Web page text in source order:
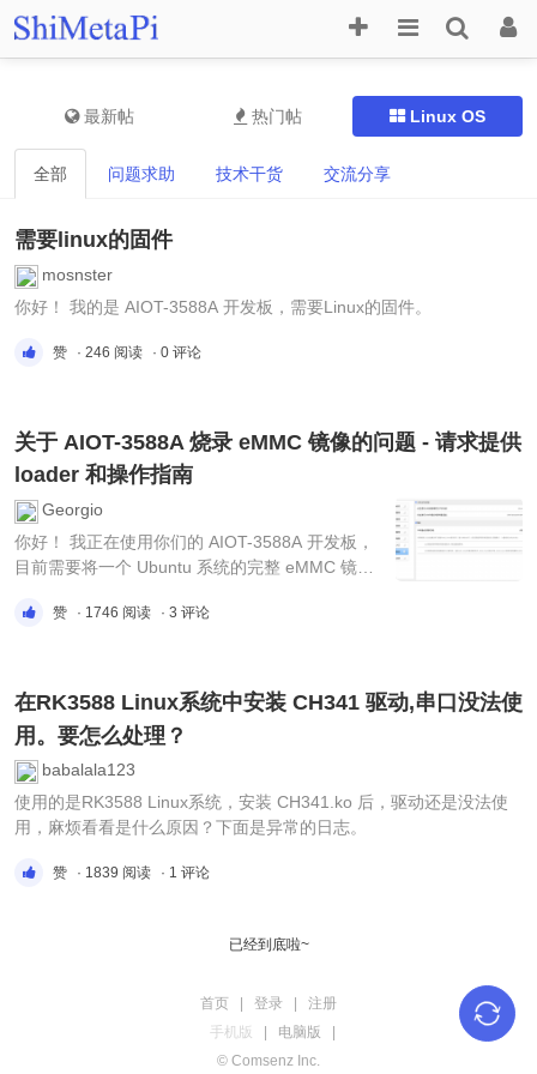
最新帖 热门帖 Linux OS
全部 问题求助 技术干货 交流分享
需要linux的固件
mosnster
你好！ 我的是 AIOT-3588A 开发板，需要Linux的固件。
赞 · 246 阅读 · 0 评论
关于 AIOT-3588A 烧录 eMMC 镜像的问题 - 请求提供
loader 和操作指南
Georgio
你好！ 我正在使用你们的 AIOT-3588A 开发板，
目前需要将一个 Ubuntu 系统的完整 eMMC 镜像
rkdeveloptool 工具，并尝试通过以下命令上传
device does not support this operation! 我也尝试
执行：rkdeveloptool ...
赞 · 1746 阅读 · 3 评论
在RK3588 Linux系统中安装 CH341 驱动,串口没法使
用。要怎么处理？
babalala123
使用的是RK3588 Linux系统，安装 CH341.ko 后，驱动还是没法使
用，麻烦看看是什么原因？下面是异常的日志。
赞 · 1839 阅读 · 1 评论
已经到底啦~
首页 登录
注册
手机版
电脑版
© Comsenz Inc.